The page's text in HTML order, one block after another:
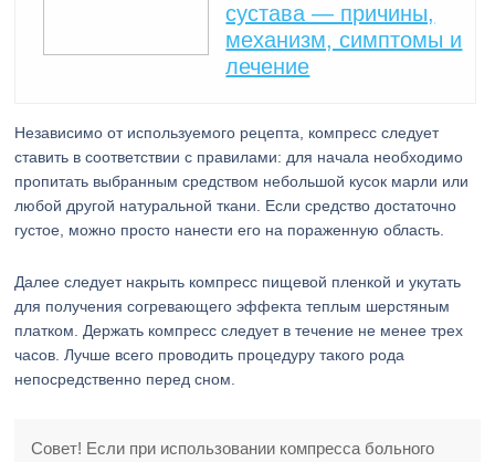
сустава — причины,
механизм, симптомы и
лечение
Независимо от используемого рецепта, компресс следует
ставить в соответствии с правилами: для начала необходимо
пропитать выбранным средством небольшой кусок марли или
любой другой натуральной ткани. Если средство достаточно
густое, можно просто нанести его на пораженную область.
Далее следует накрыть компресс пищевой пленкой и укутать
для получения согревающего эффекта теплым шерстяным
платком. Держать компресс следует в течение не менее трех
часов. Лучше всего проводить процедуру такого рода
непосредственно перед сном.
Совет! Если при использовании компресса больного